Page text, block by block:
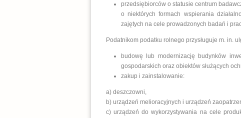
przedsiębiorców o statusie centrum
o niektórych formach wspierania
zajętych na cele prowadzonych badań i
Podatnikom podatku rolnego przysługuje m. in.
budowę lub modernizację budynków
gospodarskich oraz obiektów służących
zakup i zainstalowanie:
a) deszczowni,
b) urządzeń melioracyjnych i urządzeń
c) urządzeń do wykorzystywania na cele